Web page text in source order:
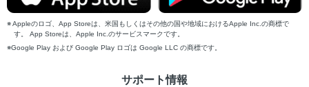
Appleのロゴ、App Storeは、米国もしくはその他の国や地域におけるApple Inc.の商標で
す。 App Storeは、Apple Inc.のサービスマークです。
Google Play および Google Play ロゴは Google LLC の商標です。
サポート情報